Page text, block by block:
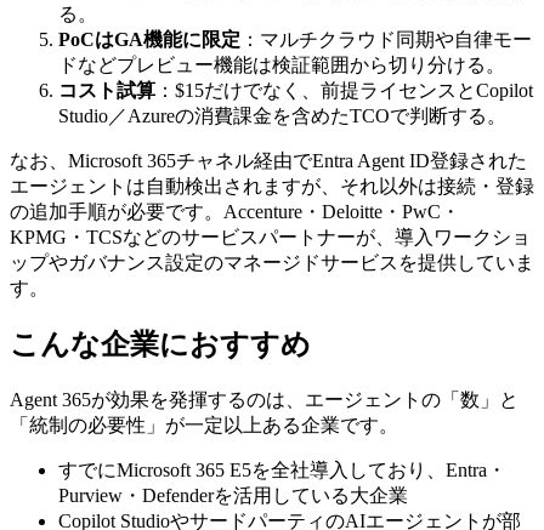
る。
PoCはGA機能に限定 ：マルチクラウド同期や自律モー
ドなどプレビュー機能は検証範囲から切り分ける。
コスト試算 ：$15だけでなく、前提ライセンスとCopilot
Studio／Azureの消費課金を含めたTCOで判断する。
なお、Microsoft 365チャネル経由でEntra Agent ID登録された
エージェントは自動検出されますが、それ以外は接続・登録
の追加手順が必要です。Accenture・Deloitte・PwC・
KPMG・TCSなどのサービスパートナーが、導入ワークショ
ップやガバナンス設定のマネージドサービスを提供していま
す。
こんな企業におすすめ
Agent 365が効果を発揮するのは、エージェントの「数」と
「統制の必要性」が一定以上ある企業です。
すでにMicrosoft 365 E5を全社導入しており、Entra・
Purview・Defenderを活用している大企業
Copilot StudioやサードパーティのAIエージェントが部